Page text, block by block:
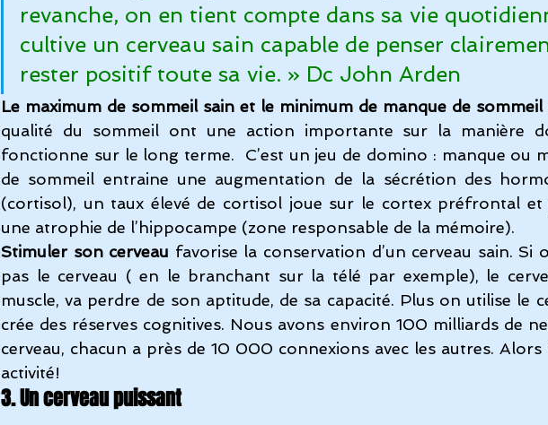
revanche, on en tient compte dans sa vie
cultive un cerveau sain capable de penser
rester positif toute sa vie. » Dc John Arden
Le maximum de sommeil sain et le minimum de manque de sommeil
qualité du sommeil ont une action importante sur la manière
fonctionne sur le long terme.  C’est un jeu de domino : manque ou
de sommeil entraine une augmentation de la sécrétion des
(cortisol), un taux élevé de cortisol joue sur le cortex préfrontal
une atrophie de l’hippocampe (zone responsable de la mémoire).
Stimuler son cerveau favorise la conservation d’un cerveau sain. Si
pas le cerveau ( en le branchant sur la télé par exemple), le
muscle, va perdre de son aptitude, de sa capacité. Plus on utilise le
crée des réserves cognitives. Nous avons environ 100 milliards de
cerveau, chacun a près de 10 000 connexions avec les autres.
activité!
3. Un cerveau puissant